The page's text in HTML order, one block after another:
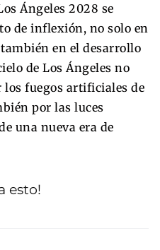
Ángeles 2028 se
de inflexión, no solo en
en el desarrollo
de Los Ángeles no
fuegos artificiales de
por las luces
una nueva era de
esto!